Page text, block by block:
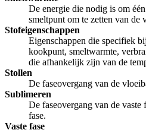
De energie die nodig is om
smeltpunt om te zetten van de
Stofeigenschappen
Eigenschappen die specifiek
kookpunt, smeltwarmte,
die afhankelijk zijn van de
Stollen
De faseovergang van de
Sublimeren
De faseovergang van de vaste
fase.
Vaste fase